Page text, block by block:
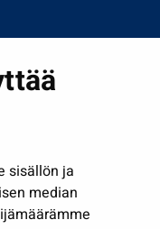
sisällön ja
median